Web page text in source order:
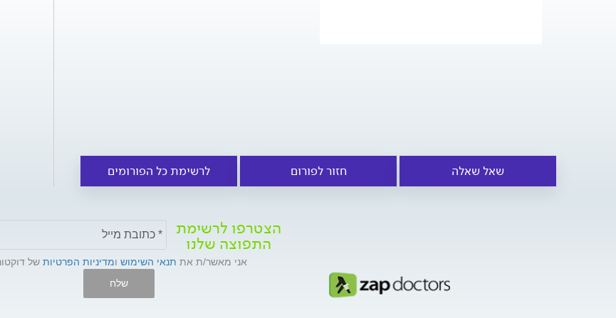
שאל שאלה חזור לפורום לרשימת כל הפורומים
הצטרפו לרשימת
התפוצה שלנו
אני מאשר/ת את תנאי השימוש ומדיניות הפרטיות של
שלח